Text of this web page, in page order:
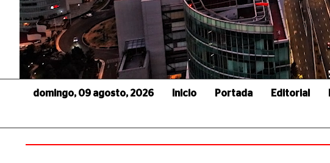
domingo, 09 agosto, 2026 Inicio Portada Editorial